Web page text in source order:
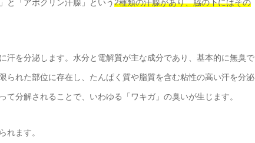
と「アポクリン汗腺」という2種類の汗腺があり、脇の下にはその
汗を分泌します。水分と電解質が主な成分であり、基本的に無臭で
られた部位に存在し、たんぱく質や脂質を含む粘性の高い汗を分泌
分解されることで、いわゆる「ワキガ」の臭いが生じます。
れます。